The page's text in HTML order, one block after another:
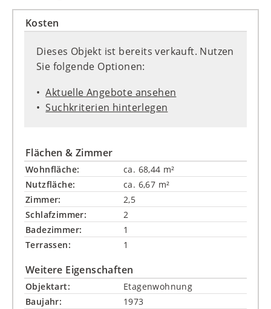
Kosten
Dieses Objekt ist bereits verkauft. Nutzen
Sie folgende Optionen:
Aktuelle Angebote ansehen
Suchkriterien hinterlegen
Flächen & Zimmer
Wohnfläche:
ca. 68,44 m²
Nutzfläche:
ca. 6,67 m²
Zimmer:
2,5
Schlafzimmer:
2
Badezimmer:
1
Terrassen:
1
Weitere Eigenschaften
Objektart:
Etagenwohnung
Baujahr:
1973